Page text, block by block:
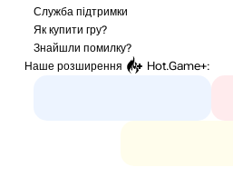
Служба підтримки
Як купити гру?
Знайшли помилку?
Наше розширення
Hot.Game+: